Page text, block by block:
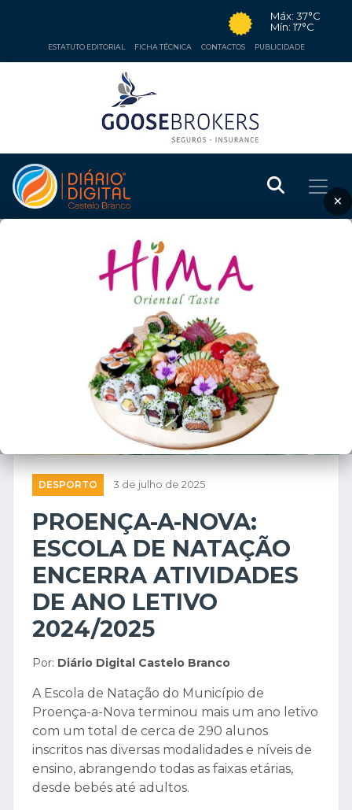
Máx: 37°C
Mín: 17°C
ESTATUTO EDITORIAL FICHA TÉCNICA CONTACTOS PUBLICIDADE
×
DESPORTO 3 de julho de 2025
PROENÇA-A-NOVA:
ESCOLA DE NATAÇÃO
ENCERRA ATIVIDADES
DE ANO LETIVO
2024/2025
Por: Diário Digital Castelo Branco
A Escola de Natação do Município de
Proença-a-Nova terminou mais um ano letivo
com um total de cerca de 290 alunos
inscritos nas diversas modalidades e níveis de
ensino, abrangendo todas as faixas etárias,
desde bebés até adultos.